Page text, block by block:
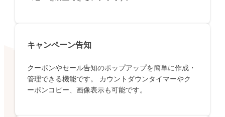
キャンペーン告知
クーポンやセール告知のポップアップを簡単に作成・
管理できる機能です。 カウントダウンタイマーやク
ーポンコピー、画像表示も可能です。